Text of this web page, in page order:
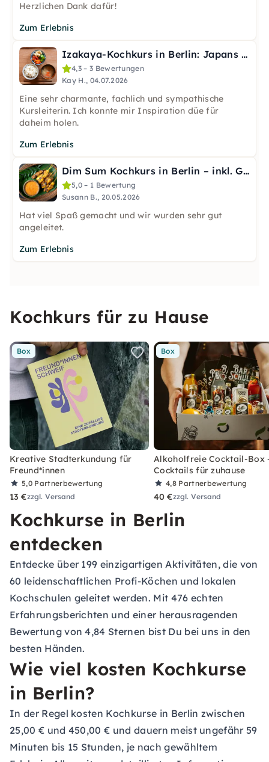
Herzlichen Dank dafür!
Zum Erlebnis
Izakaya-Kochkurs in Berlin: Japans Genussküche
4,3 – 3 Bewertungen
Kay H., 04.07.2026
Eine sehr charmante, fachlich und sympathische
Kursleiterin. Ich konnte mir Inspiration düe für
daheim holen.
Zum Erlebnis
Dim Sum Kochkurs in Berlin – inkl. Getränke & Rezepte
5,0 – 1 Bewertung
Susann B., 20.05.2026
Hat viel Spaß gemacht und wir wurden sehr gut
angeleitet.
Zum Erlebnis
Kochkurs für zu Hause
Box
Kreative Stadterkundung für
Freund*innen
5,0 Partnerbewertung
13 €zzgl. Versand
Box
Alkoholfreie Cocktail-Box
Cocktails für zuhause
4,8 Partnerbewertung
40 €zzgl. Versand
Kochkurse in Berlin
entdecken
Entdecke über 199 einzigartigen Aktivitäten, die von
60 leidenschaftlichen Profi-Köchen und lokalen
Kochschulen geleitet werden. Mit 476 echten
Erfahrungsberichten und einer herausragenden
Bewertung von 4,84 Sternen bist Du bei uns in den
besten Händen.
Wie viel kosten Kochkurse
in Berlin?
In der Regel kosten Kochkurse in Berlin zwischen
25,00 € und 450,00 € und dauern meist ungefähr 59
Minuten bis 15 Stunden, je nach gewähltem